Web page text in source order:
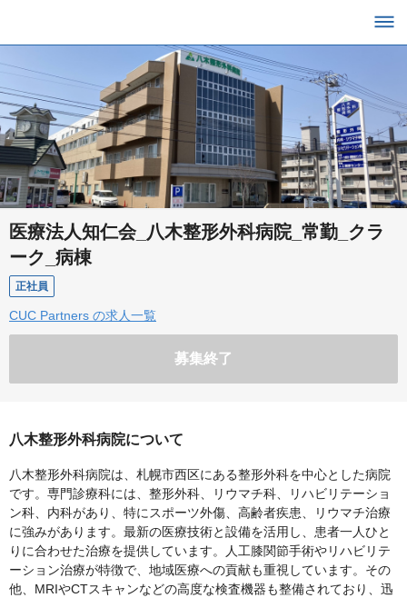
医療法人知仁会_八木整形外科病院_常勤_クラ
ーク_病棟
正社員
CUC Partners の求人一覧
募集終了
八木整形外科病院について
八木整形外科病院は、札幌市西区にある整形外科を中心とした病院
です。専門診療科には、整形外科、リウマチ科、リハビリテーショ
ン科、内科があり、特にスポーツ外傷、高齢者疾患、リウマチ治療
に強みがあります。最新の医療技術と設備を活用し、患者一人ひと
りに合わせた治療を提供しています。人工膝関節手術やリハビリテ
ーション治療が特徴で、地域医療への貢献も重視しています。その
他、MRIやCTスキャンなどの高度な検査機器も整備されており、迅